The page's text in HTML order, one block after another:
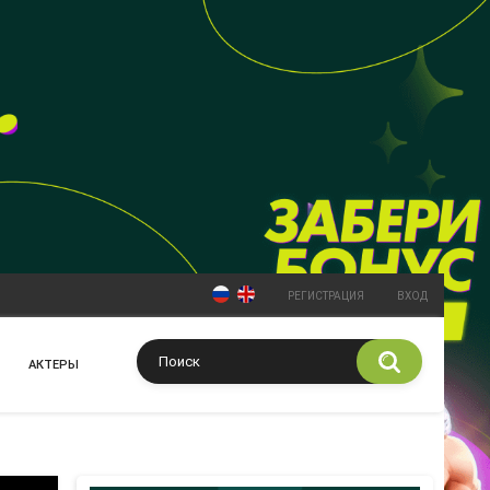
РЕГИСТРАЦИЯ ВХОД
АКТЕРЫ